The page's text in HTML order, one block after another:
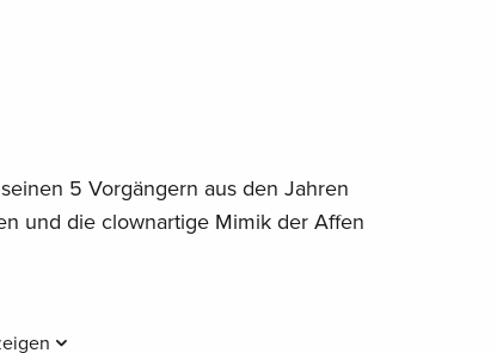
5 Vorgängern aus den Jahren
und die clownartige Mimik der Affen